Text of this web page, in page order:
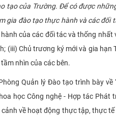
tạo của Trường. Để có được
gia đào tạo thực hành và các đối
của các đối tác và thống
Chủ trương ký mới và gia
nhìn của các bên.
Quản lý Đào tạo trình bày về
học Công nghệ - Hợp tác Phát
về hoạt động thực tập, thực